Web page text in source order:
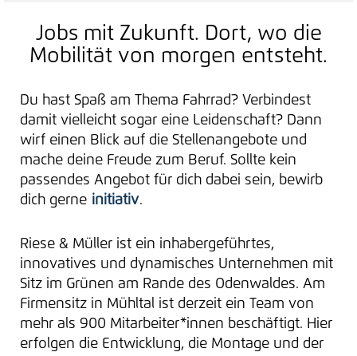
Jobs mit Zukunft. Dort, wo die
Mobilität von morgen entsteht.
Du hast Spaß am Thema Fahrrad? Verbindest
damit vielleicht sogar eine Leidenschaft? Dann
wirf einen Blick auf die Stellenangebote und
mache deine Freude zum Beruf. Sollte kein
passendes Angebot für dich dabei sein, bewirb
dich gerne initiativ.
Riese & Müller ist ein inhabergeführtes,
innovatives und dynamisches Unternehmen mit
Sitz im Grünen am Rande des Odenwaldes. Am
Firmensitz in Mühltal ist derzeit ein Team von
mehr als 900 Mitarbeiter*innen beschäftigt. Hier
erfolgen die Entwicklung, die Montage und der